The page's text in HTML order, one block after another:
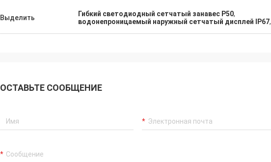
Выделить Гибкий светодиодный сетчатый занавес P50,
водонепроницаемый наружный сетчатый дисплей IP67,
ОСТАВЬТЕ СООБЩЕНИЕ